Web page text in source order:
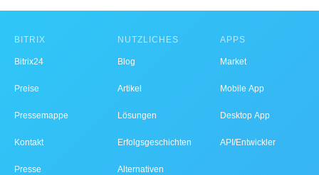
BITRIX
Bitrix24
Preise
Pressemappe
Kontakt
Presse
NÜTZLICHES
Blog
Artikel
Lösungen
Erfolgsgeschichten
Alternativen
APPS
Market
Mobile App
Desktop App
API/Entwickler